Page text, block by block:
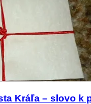
Kráľa – slovo k